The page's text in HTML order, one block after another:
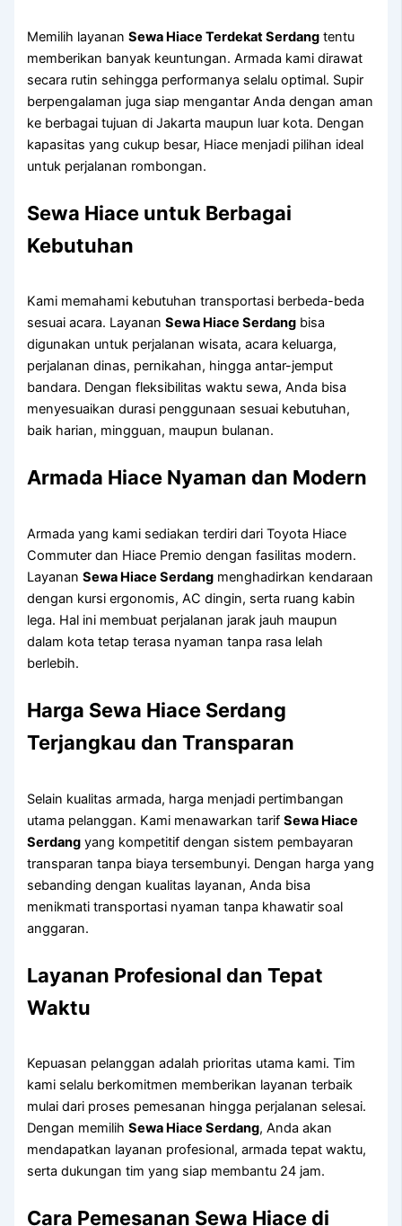
Memilih layananSewa Hiace Terdekat Serdang tentu
memberikan banyak keuntungan. Armada kami dirawat
secara rutin sehingga performanya selalu optimal. Supir
berpengalaman juga siap mengantar Anda dengan aman
ke berbagai tujuan di Jakarta maupun luar kota. Dengan
kapasitas yang cukup besar, Hiace menjadi pilihan ideal
untuk perjalanan rombongan.
Sewa Hiace untuk Berbagai
Kebutuhan
Kami memahami kebutuhan transportasi berbeda-beda
sesuai acara. LayananSewa Hiace Serdang bisa
digunakan untuk perjalanan wisata, acara keluarga,
perjalanan dinas, pernikahan, hingga antar-jemput
bandara. Dengan fleksibilitas waktu sewa, Anda bisa
menyesuaikan durasi penggunaan sesuai kebutuhan,
baik harian, mingguan, maupun bulanan.
Armada Hiace Nyaman dan Modern
Armada yang kami sediakan terdiri dari Toyota Hiace
Commuter dan Hiace Premio dengan fasilitas modern.
LayananSewa Hiace Serdang menghadirkan kendaraan
dengan kursi ergonomis, AC dingin, serta ruang kabin
lega. Hal ini membuat perjalanan jarak jauh maupun
dalam kota tetap terasa nyaman tanpa rasa lelah
berlebih.
Harga Sewa Hiace Serdang
Terjangkau dan Transparan
Selain kualitas armada, harga menjadi pertimbangan
utama pelanggan. Kami menawarkan tarifSewa Hiace
Serdang yang kompetitif dengan sistem pembayaran
transparan tanpa biaya tersembunyi. Dengan harga yang
sebanding dengan kualitas layanan, Anda bisa
menikmati transportasi nyaman tanpa khawatir soal
anggaran.
Layanan Profesional dan Tepat
Waktu
Kepuasan pelanggan adalah prioritas utama kami. Tim
kami selalu berkomitmen memberikan layanan terbaik
mulai dari proses pemesanan hingga perjalanan selesai.
Dengan memilihSewa Hiace Serdang, Anda akan
mendapatkan layanan profesional, armada tepat waktu,
serta dukungan tim yang siap membantu 24 jam.
Cara Pemesanan Sewa Hiace di